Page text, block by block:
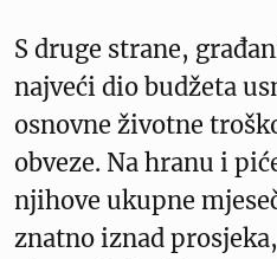
S druge strane,
najveći dio budžeta
osnovne životne
obveze. Na hranu i
njihove ukupne
znatno iznad